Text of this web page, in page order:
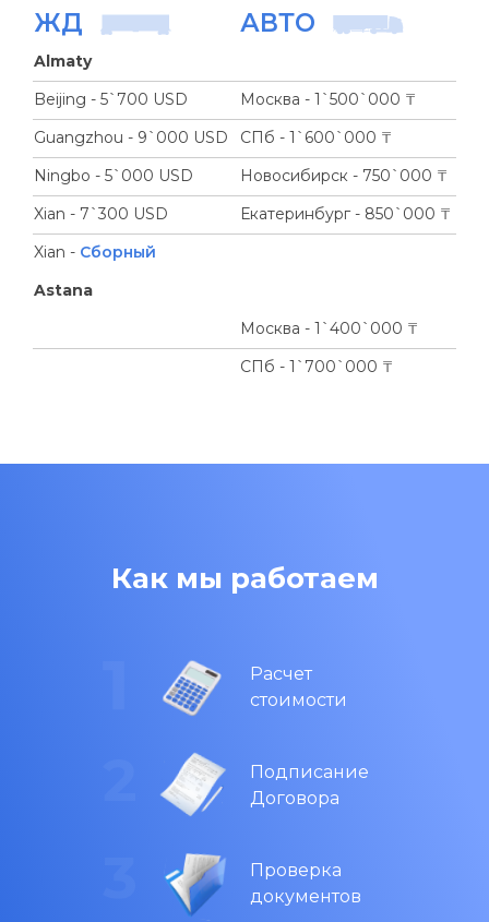
ЖД АВТО
Almaty
Beijing - 5`700 USD
Москва - 1`500`000 ₸
Guangzhou - 9`000 USD
СПб - 1`600`000 ₸
Ningbo - 5`000 USD
Новосибирск - 750`000 ₸
Xian - 7`300 USD
Екатеринбург - 850`000 ₸
Xian - Сборный
Astana
Москва - 1`400`000 ₸
СПб - 1`700`000 ₸
Как мы работаем
Расчет
стоимости
Подписание
Договора
Проверка
документов